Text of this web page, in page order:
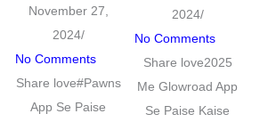
November 27,
2024/
No Comments
Share love#Pawns
App Se Paise
2024/
No Comments
Share love2025
Me Glowroad App
Se Paise Kaise